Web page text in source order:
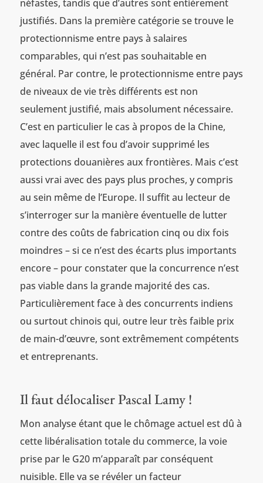
néfastes, tandis que d’autres sont entièrement
justifiés. Dans la première catégorie se trouve le
protectionnisme entre pays à salaires
comparables, qui n’est pas souhaitable en
général. Par contre, le protectionnisme entre pays
de niveaux de vie très différents est non
seulement justifié, mais absolument nécessaire.
C’est en particulier le cas à propos de la Chine,
avec laquelle il est fou d’avoir supprimé les
protections douanières aux frontières. Mais c’est
aussi vrai avec des pays plus proches, y compris
au sein même de l’Europe. Il suffit au lecteur de
s’interroger sur la manière éventuelle de lutter
contre des coûts de fabrication cinq ou dix fois
moindres – si ce n’est des écarts plus importants
encore – pour constater que la concurrence n’est
pas viable dans la grande majorité des cas.
Particulièrement face à des concurrents indiens
ou surtout chinois qui, outre leur très faible prix
de main-d’œuvre, sont extrêmement compétents
et entreprenants.
Il faut délocaliser Pascal Lamy !
Mon analyse étant que le chômage actuel est dû à
cette libéralisation totale du commerce, la voie
prise par le G20 m’apparaît par conséquent
nuisible. Elle va se révéler un facteur